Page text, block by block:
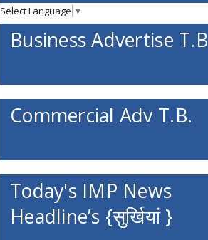
Select Language ▼
Business Advertise T.B
Commercial Adv T.B.
Today's IMP News
Headline’s {सुर्खियां }